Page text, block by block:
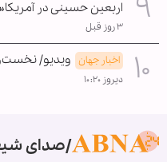
اربعین حسینی در
۳ روز قبل
اخبار جهان ویدیو/
دیروز ۱۰:۲۰
صدای